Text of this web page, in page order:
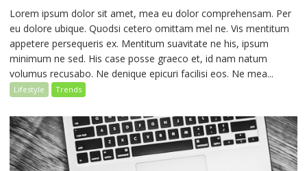
Lorem ipsum dolor sit amet, mea eu dolor comprehensam. Per
eu dolore ubique. Quodsi cetero omittam mel ne. Vis mentitum
appetere persequeris ex. Mentitum suavitate ne his, ipsum
minimum ne sed. His case posse graeco et, id nam natum
volumus recusabo. Ne denique epicuri facilisi eos. Ne mea...
Lifestyle Trends